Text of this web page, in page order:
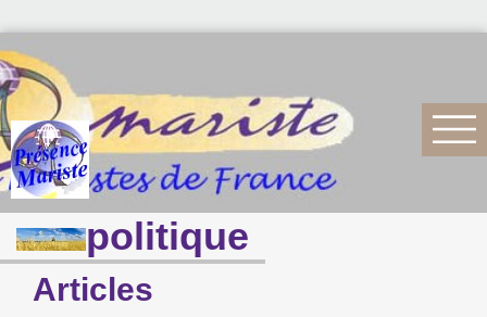
politique
Articles